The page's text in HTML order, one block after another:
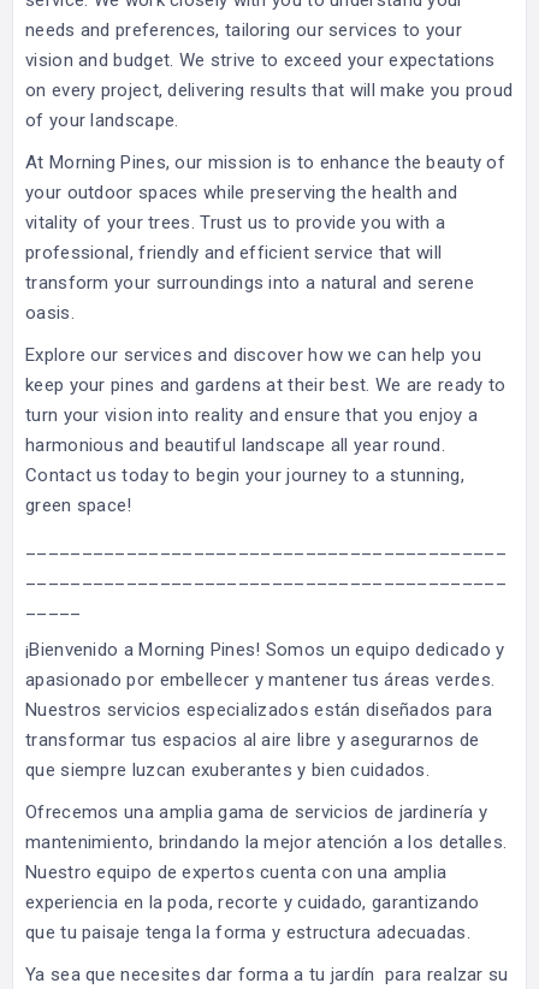
needs and preferences, tailoring our services to your
vision and budget. We strive to exceed your expectations
on every project, delivering results that will make you proud
of your landscape.
At Morning Pines, our mission is to enhance the beauty of
your outdoor spaces while preserving the health and
vitality of your trees. Trust us to provide you with a
professional, friendly and efficient service that will
transform your surroundings into a natural and serene
oasis.
Explore our services and discover how we can help you
keep your pines and gardens at their best. We are ready to
turn your vision into reality and ensure that you enjoy a
harmonious and beautiful landscape all year round.
Contact us today to begin your journey to a stunning,
green space!
¡Bienvenido a Morning Pines! Somos un equipo dedicado y
apasionado por embellecer y mantener tus áreas verdes.
Nuestros servicios especializados están diseñados para
transformar tus espacios al aire libre y asegurarnos de
que siempre luzcan exuberantes y bien cuidados.
Ofrecemos una amplia gama de servicios de jardinería y
mantenimiento, brindando la mejor atención a los detalles.
Nuestro equipo de expertos cuenta con una amplia
experiencia en la poda, recorte y cuidado, garantizando
que tu paisaje tenga la forma y estructura adecuadas.
Ya sea que necesites dar forma a tu jardín para realzar su